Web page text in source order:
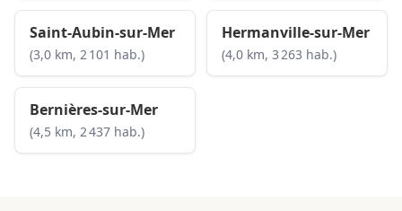
Saint-Aubin-sur-Mer
(3,0 km, 2 101 hab.)
Hermanville-sur-Mer
(4,0 km, 3 263 hab.)
Bernières-sur-Mer
(4,5 km, 2 437 hab.)